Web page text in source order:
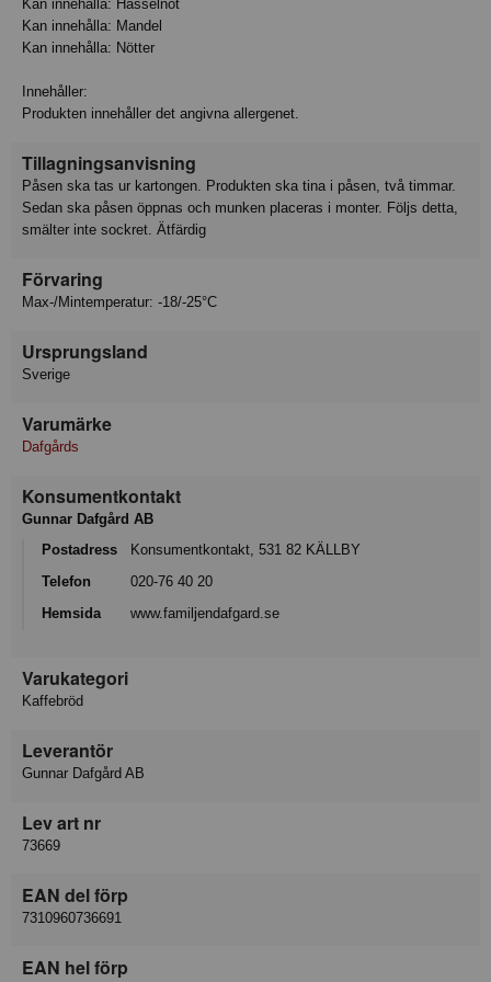
Kan innehålla: Hasselnöt
Kan innehålla: Mandel
Kan innehålla: Nötter
Innehåller:
Produkten innehåller det angivna allergenet.
Tillagningsanvisning
Påsen ska tas ur kartongen. Produkten ska tina i påsen, två timmar.
Sedan ska påsen öppnas och munken placeras i monter. Följs detta,
smälter inte sockret. Ätfärdig
Förvaring
Max-/Mintemperatur: -18/-25°C
Ursprungsland
Sverige
Varumärke
Dafgårds
Konsumentkontakt
Gunnar Dafgård AB
Postadress
Konsumentkontakt, 531 82 KÄLLBY
Telefon
020-76 40 20
Hemsida
www.familjendafgard.se
Varukategori
Kaffebröd
Leverantör
Gunnar Dafgård AB
Lev art nr
73669
EAN del förp
7310960736691
EAN hel förp